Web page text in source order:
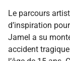
Le parcours
d’inspiration
Jamel a su
accident